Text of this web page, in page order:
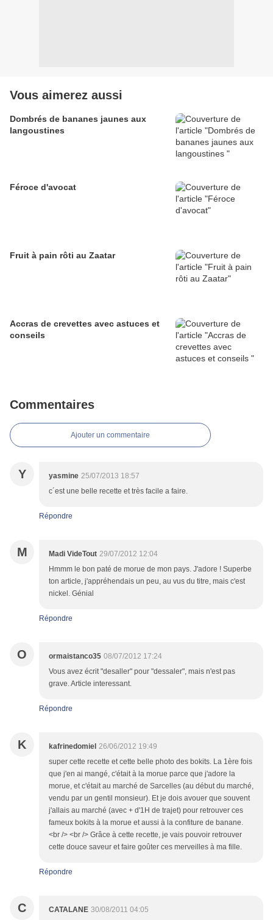
Vous aimerez aussi
Dombrés de bananes jaunes aux
langoustines
Féroce d'avocat
Fruit à pain rôti au Zaatar
Accras de crevettes avec astuces et
conseils
Commentaires
Ajouter un commentaire
Y yasmine 25/07/2013 18:57
c´est une belle recette et très facile a faire.
Répondre
M Madi VideTout 29/07/2012 12:04
Hmmm le bon paté de morue de mon pays. J'adore ! Superbe
ton article, j'appréhendais un peu, au vus du titre, mais c'est
nickel. Génial
Répondre
O ormaistanco35 08/07/2012 17:24
Vous avez écrit "desaller" pour "dessaler", mais n'est pas
grave. Article interessant.
Répondre
K kafrinedomiel 26/06/2012 19:49
super cette recette et cette belle photo des bokits. La 1ère fois
que j'en ai mangé, c'était à la morue parce que j'adore la
morue, et c'était au marché de Sarcelles (au début du marché,
vendu par un gentil monsieur). Et je dois avouer que souvent
j'allais au marché (avec + d'1H de trajet) pour retrouver ces
fameux bokits à la morue et aussi à la confiture de banane.
<br /> <br /> Grâce à cette recette, je vais pouvoir retrouver
cette douce saveur et faire goûter ces merveilles à ma fille.
Répondre
C CATALANE 30/08/2011 04:05